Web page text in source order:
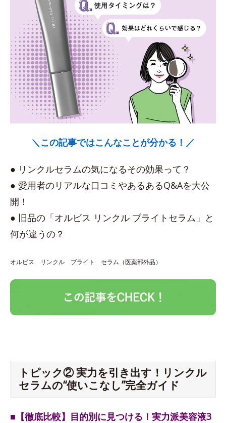
＼この記事ではこんなことが分かる！／
● リンクルセラムの気になるその効果って？
● 愛用者のリアルな口コミやあるあるQ&Aを大公
開！
● 旧品の「オルビス リンクル ブライトセラム」と
何が違うの？
オルビス リンクル ブライト セラム（医薬部外品）
トピック② 実力を引き出す！リンクル
セラムの“使いこなし”完全ガイド
■【徹底比較】目的別に見つける！実力派美容液3